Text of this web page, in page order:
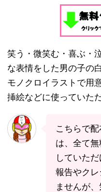
笑う・微笑む・喜ぶ・
な表情をした男の子の
モノクロイラストで用
挿絵などに使っていた
こちらで
は、全て
していた
報告やク
ませんが